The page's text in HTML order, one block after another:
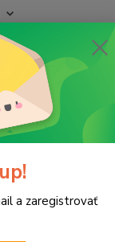
Neviete si
+421 911
(Po-Pia, 8-17
a zaregistrovať